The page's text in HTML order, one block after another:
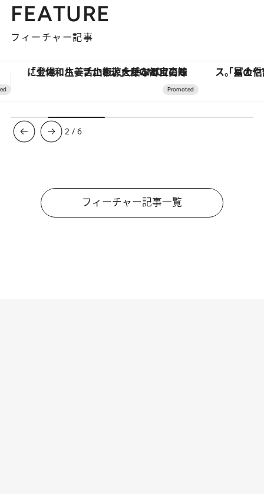
FEATURE
フィーチャー記事
「星のや富士」でデジタルデトックス。冨士信仰の歴史を辿り、心身を調える。 【銀座で出合う最旬美容】美髪ケアや上質
3 /6
フィーチャー記事一覧